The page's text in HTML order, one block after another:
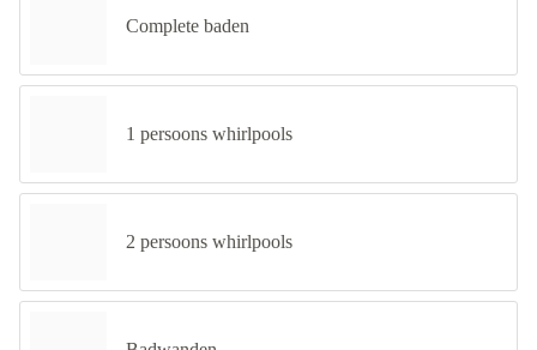
Complete baden
1 persoons whirlpools
2 persoons whirlpools